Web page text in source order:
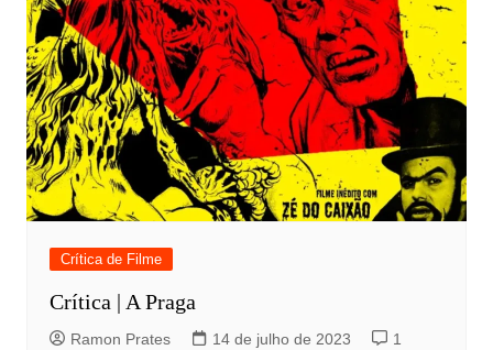
Crítica de Filme
Crítica | A Praga
Ramon Prates 14 de julho de 2023 1